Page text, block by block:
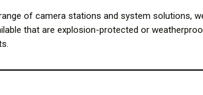
of camera stations and system solutions,
that are explosion-protected or